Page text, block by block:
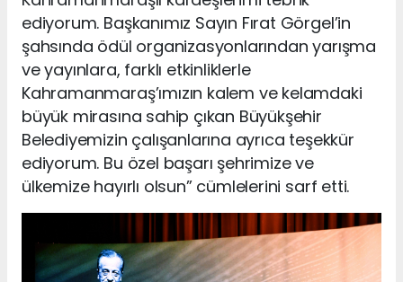
ediyorum. Başkanımız Sayın Fırat Görgel’in
şahsında ödül organizasyonlarından yarışma
ve yayınlara, farklı etkinliklerle
Kahramanmaraş’ımızın kalem ve kelamdaki
büyük mirasına sahip çıkan Büyükşehir
Belediyemizin çalışanlarına ayrıca teşekkür
ediyorum. Bu özel başarı şehrimize ve
ülkemize hayırlı olsun” cümlelerini sarf etti.